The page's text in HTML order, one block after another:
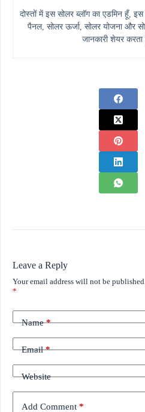
दोस्तों में इस सोलर ब्लॉग का एडमिन हूँ, इस
पैनल, सोलर ऊर्जा, सोलर योजना और
जानकारी शेयर करता
Leave a Reply
Your email address will not be
*
Name*
Email*
Website
Add Comment *